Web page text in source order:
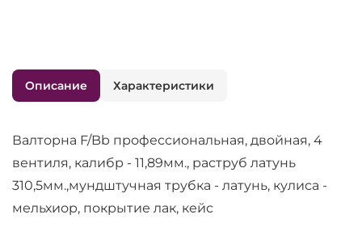
Описание Характеристики
Валторна F/Bb профессиональная, двойная, 4
вентиля, калибр - 11,89мм., раструб латунь
310,5мм.,мундштучная трубка - латунь, кулиса -
мельхиор, покрытие лак, кейс